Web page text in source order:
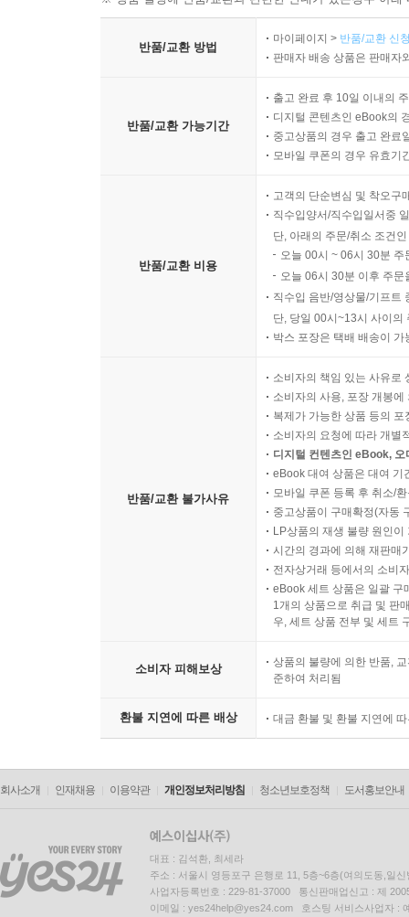
반품/교환 방법
마이페이지 > 반품/교환 신
판매자 배송 상품은 판매자
반품/교환 가능기간
출고 완료 후 10일 이내의
디지털 콘텐츠인 eBook의
중고상품의 경우 출고 완료
모바일 쿠폰의 경우 유효기
반품/교환 비용
고객의 단순변심 및 착오구
직수입양서/직수입일서중
단, 아래의 주문/취소 조건
오늘 00시 ~ 06시 30분
오늘 06시 30분 이후 주
직수입 음반/영상물/기프트
단, 당일 00시~13시 사이의
박스 포장은 택배 배송이
반품/교환 불가사유
소비자의 책임 있는 사유로
소비자의 사용, 포장 개봉
복제가 가능한 상품 등의
소비자의 요청에 따라 개별
디지털 컨텐츠인 eBook,
eBook 대여 상품은 대여 기
모바일 쿠폰 등록 후 취소/
중고상품이 구매확정(자동
LP상품의 재생 불량 원인
시간의 경과에 의해 재판매
전자상거래 등에서의 소비
eBook 세트 상품은 일괄 구
1개의 상품으로 취급 및 판
우, 세트 상품 전부 및 세트
소비자 피해보상
상품의 불량에 의한 반품,
준하여 처리됨
환불 지연에 따른 배상 대금 환불 및 환불 지연에
회사소개 인재채용 이용약관 개인정보처리방침 청소년보호정책 도서홍보안내
대표 : 김석환, 최세라
주소 : 서울시 영등포구 은행로 11, 5층~6층(여의도동,일신
사업자등록번호 : 229-81-37000 통신판매업신고 : 제
이메일 : yes24help@yes24.com 호스팅 서비스사업자 :